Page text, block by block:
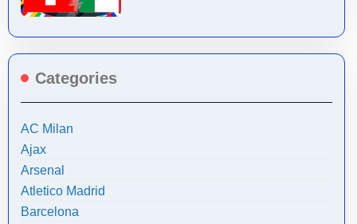
Categories
AC Milan
Ajax
Arsenal
Atletico Madrid
Barcelona